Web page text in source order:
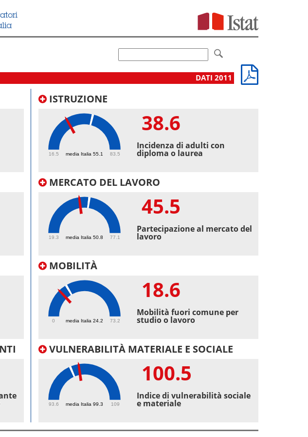
DATI 2011
ISTRUZIONE
media Italia 55.1
16.5 83.5
38.6
Incidenza di adulti con
diploma o laurea
MERCATO DEL LAVORO
media Italia 50.8
19.3 77.1
45.5
Partecipazione al mercato del
lavoro
MOBILITÀ
media Italia 24.2
0 73.2
18.6
Mobilità fuori comune per
studio o lavoro
VULNERABILITÀ MATERIALE E SOCIALE
media Italia 99.3
93.6 109
100.5
Indice di vulnerabilità sociale
e materiale